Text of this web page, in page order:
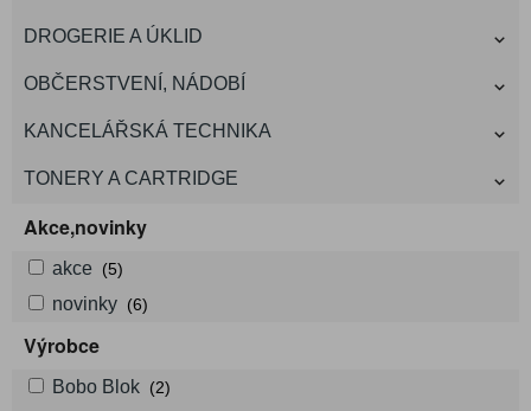
DROGERIE A ÚKLID
OBČERSTVENÍ, NÁDOBÍ
KANCELÁŘSKÁ TECHNIKA
TONERY A CARTRIDGE
Akce,novinky
akce (5)
novinky (6)
Výrobce
Bobo Blok (2)